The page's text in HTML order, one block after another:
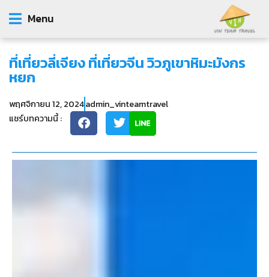
Menu
ที่เที่ยวลี่เจียง ที่เที่ยวจีน วิวภูเขาหิมะมังกร
หยก
พฤศจิกายน 12, 2024admin_vinteamtravel
แชร์บทความนี้ :